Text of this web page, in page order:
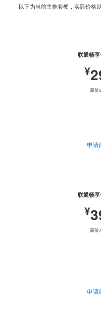
以下为当前主推套餐，实际价格
联通畅享
¥
原价
申请
联通畅享
¥
原价
申请